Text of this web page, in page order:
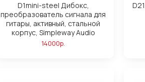
D1mini-steel Дибокс,
преобразователь сигнала для
гитары, активный, стальной
корпус, Simpleway Audio
14000р.